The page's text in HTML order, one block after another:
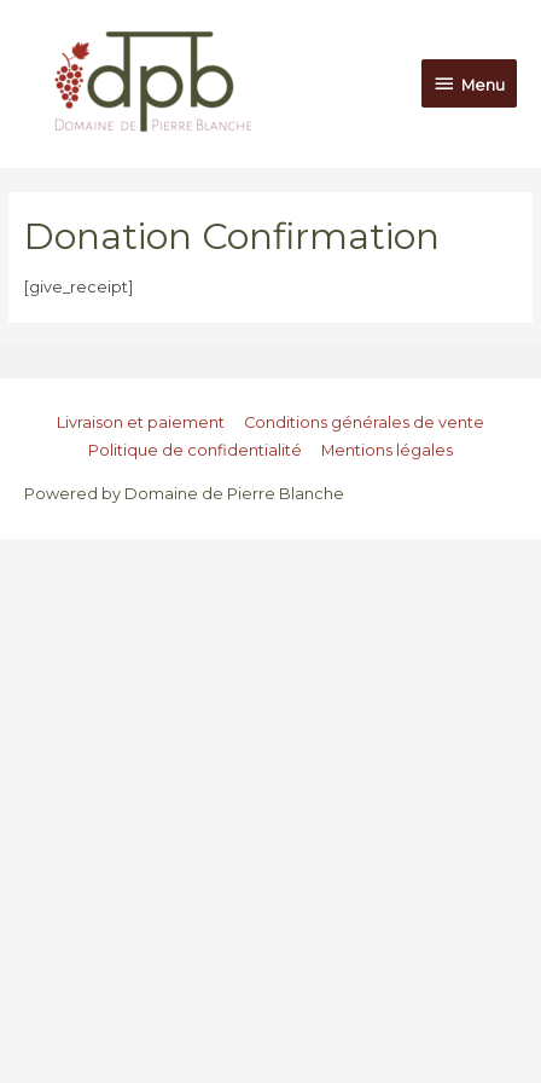
Menu
Donation Confirmation
[give_receipt]
Livraison et paiement
Conditions générales de vente
Politique de confidentialité
Mentions légales
Powered by Domaine de Pierre Blanche